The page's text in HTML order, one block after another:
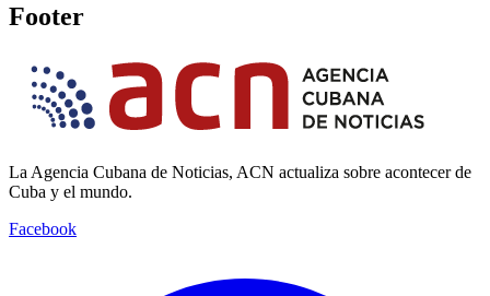
Footer
La Agencia Cubana de Noticias, ACN actualiza sobre acontecer de
Cuba y el mundo.
Facebook